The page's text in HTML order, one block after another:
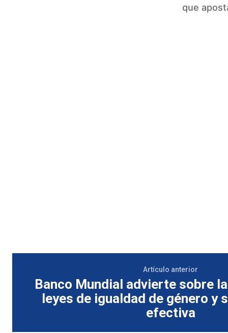
que
Artículo anterior
Banco Mundial advierte sobre
leyes de igualdad de género y
efectiva